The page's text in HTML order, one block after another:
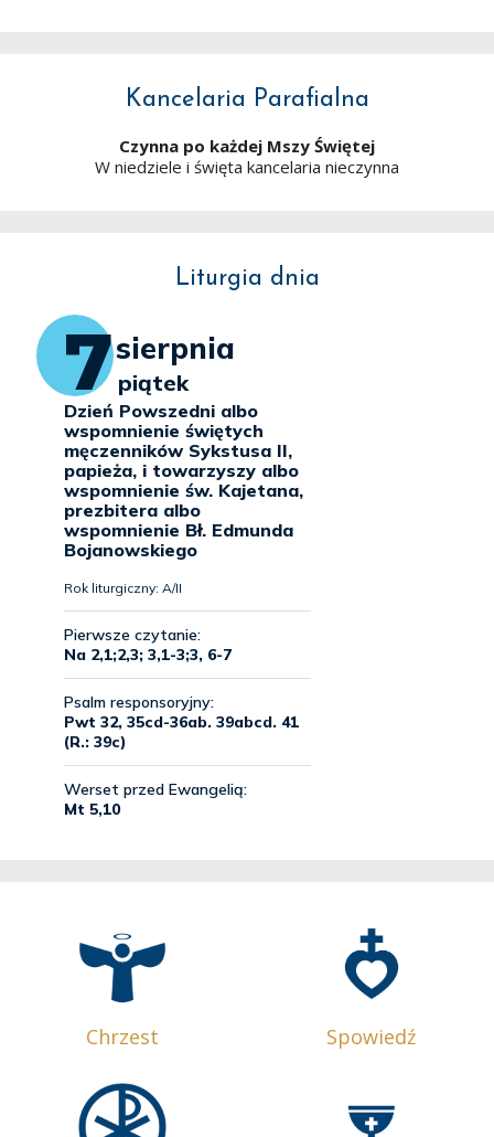
Kancelaria Parafialna
Czynna po każdej Mszy Świętej
W niedziele i święta kancelaria nieczynna
Liturgia dnia
Chrzest Spowiedź